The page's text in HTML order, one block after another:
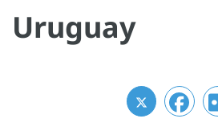
Uruguay